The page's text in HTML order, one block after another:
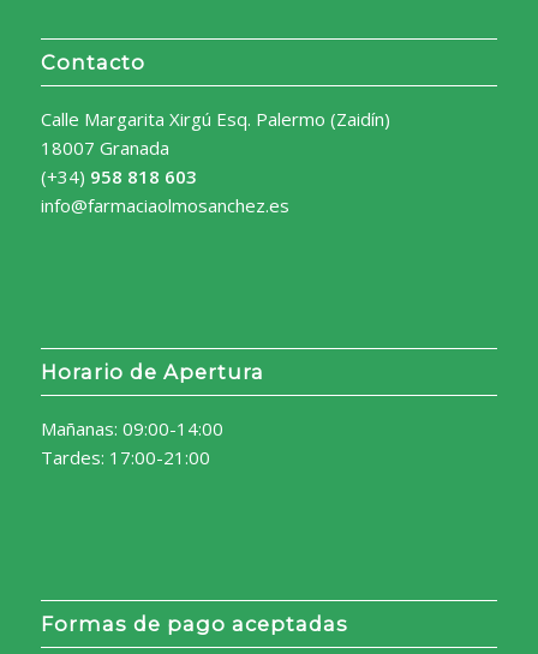
Contacto
Calle Margarita Xirgú Esq. Palermo (Zaidín)
18007 Granada
(+34) 958 818 603
info@farmaciaolmosanchez.es
Horario de Apertura
Mañanas: 09:00-14:00
Tardes: 17:00-21:00
Formas de pago aceptadas